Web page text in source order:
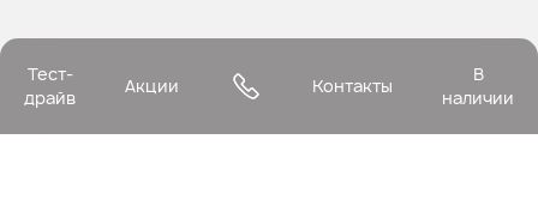
Тест-
драйв
Акции Контакты
В
наличии